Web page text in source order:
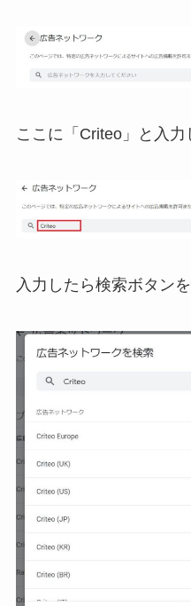
ここに「Criteo」と入力
入力したら検索ボタン